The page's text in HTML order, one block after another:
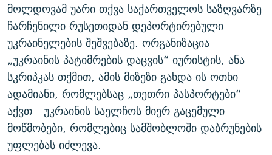
მოლდოვამ უარი თქვა საქართველოს საზღვარზე
ჩარჩენილი რუსეთიდან დეპორტირებული
უკრაინელების შეშვებაზე. ორგანიზაცია
„უკრაინის პატიმრების დაცვის“ იურისტის, ანა
სკრიპკას თქმით, ამის მიზეზი გახდა ის ოთხი
ადამიანი, რომლებსაც „თეთრი პასპორტები“
აქვთ - უკრაინის საელჩოს მიერ გაცემული
მოწმობები, რომლებიც სამშობლოში დაბრუნების
უფლებას იძლევა.